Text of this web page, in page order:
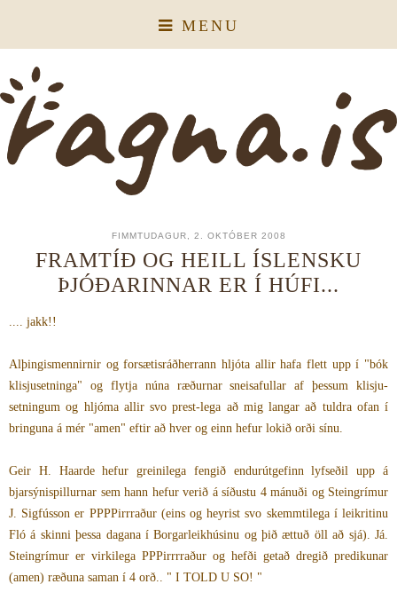
MENU
FIMMTUDAGUR, 2. OKTÓBER 2008
FRAMTÍÐ OG HEILL ÍSLENSKU
ÞJÓÐARINNAR ER Í HÚFI...
.... jakk!!
Alþingismennirnir og forsætisráðherrann hljóta allir hafa flett upp í "bók
klisjusetninga" og flytja núna ræðurnar sneisafullar af þessum klisju-
setningum og hljóma allir svo prest-lega að mig langar að tuldra ofan í
bringuna á mér "amen" eftir að hver og einn hefur lokið orði sínu.
Geir H. Haarde hefur greinilega fengið endurútgefinn lyfseðil upp á
bjarsýnispillurnar sem hann hefur verið á síðustu 4 mánuði og Steingrímur
J. Sigfússon er PPPPirrraður (eins og heyrist svo skemmtilega í leikritinu
Fló á skinni þessa dagana í Borgarleikhúsinu og þið ættuð öll að sjá). Já.
Steingrímur er virkilega PPPirrrraður og hefði getað dregið predikunar
(amen) ræðuna saman í 4 orð.. " I TOLD U SO! "